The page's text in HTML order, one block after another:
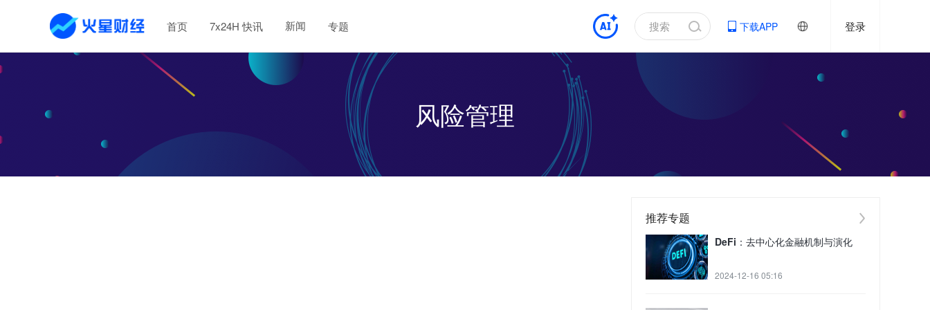
首页 7x24H 快讯 新闻 专题 下载APP 登录
风险管理
推荐专题
DeFi：去中心化金融机制与演化
2024-12-16 05:16